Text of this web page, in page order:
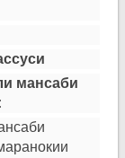
мансаби